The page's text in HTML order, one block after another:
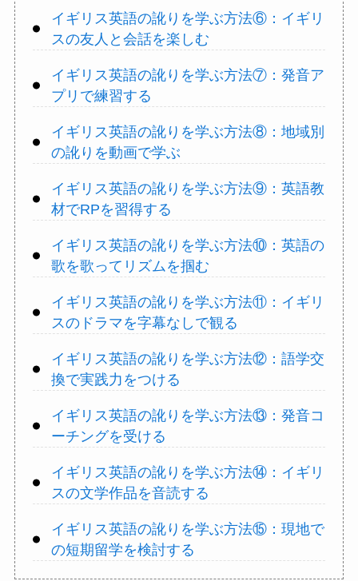
イギリス英語の訛りを学ぶ方法⑥：イギリ
スの友人と会話を楽しむ
イギリス英語の訛りを学ぶ方法⑦：発音ア
プリで練習する
イギリス英語の訛りを学ぶ方法⑧：地域別
の訛りを動画で学ぶ
イギリス英語の訛りを学ぶ方法⑨：英語教
材でRPを習得する
イギリス英語の訛りを学ぶ方法⑩：英語の
歌を歌ってリズムを掴む
イギリス英語の訛りを学ぶ方法⑪：イギリ
スのドラマを字幕なしで観る
イギリス英語の訛りを学ぶ方法⑫：語学交
換で実践力をつける
イギリス英語の訛りを学ぶ方法⑬：発音コ
ーチングを受ける
イギリス英語の訛りを学ぶ方法⑭：イギリ
スの文学作品を音読する
イギリス英語の訛りを学ぶ方法⑮：現地で
の短期留学を検討する